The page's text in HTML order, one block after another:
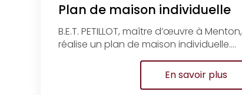
Plan de maison individuelle
B.E.T. PETILLOT, maître d’œuvre à Menton,
réalise un plan de maison individuelle....
En savoir plus